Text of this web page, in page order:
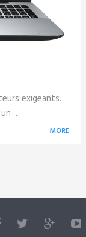
exigeants.
…
MORE